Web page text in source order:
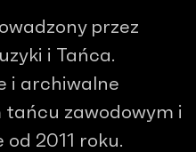
przez
i Tańca.
i archiwalne
tańcu zawodowym i
2011 roku.